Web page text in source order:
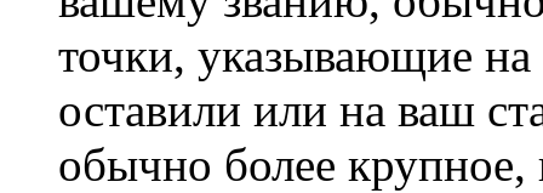
точки, указывающие
оставили или на ваш
обычно более крупное,